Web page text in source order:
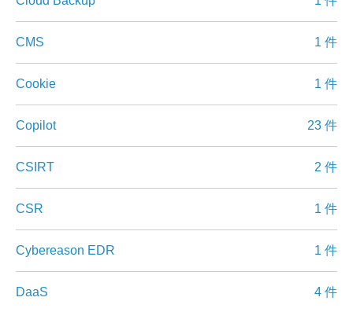
CMS 1 件
Cookie 1 件
Copilot 23 件
CSIRT 2 件
CSR 1 件
Cybereason EDR 1 件
DaaS 4 件